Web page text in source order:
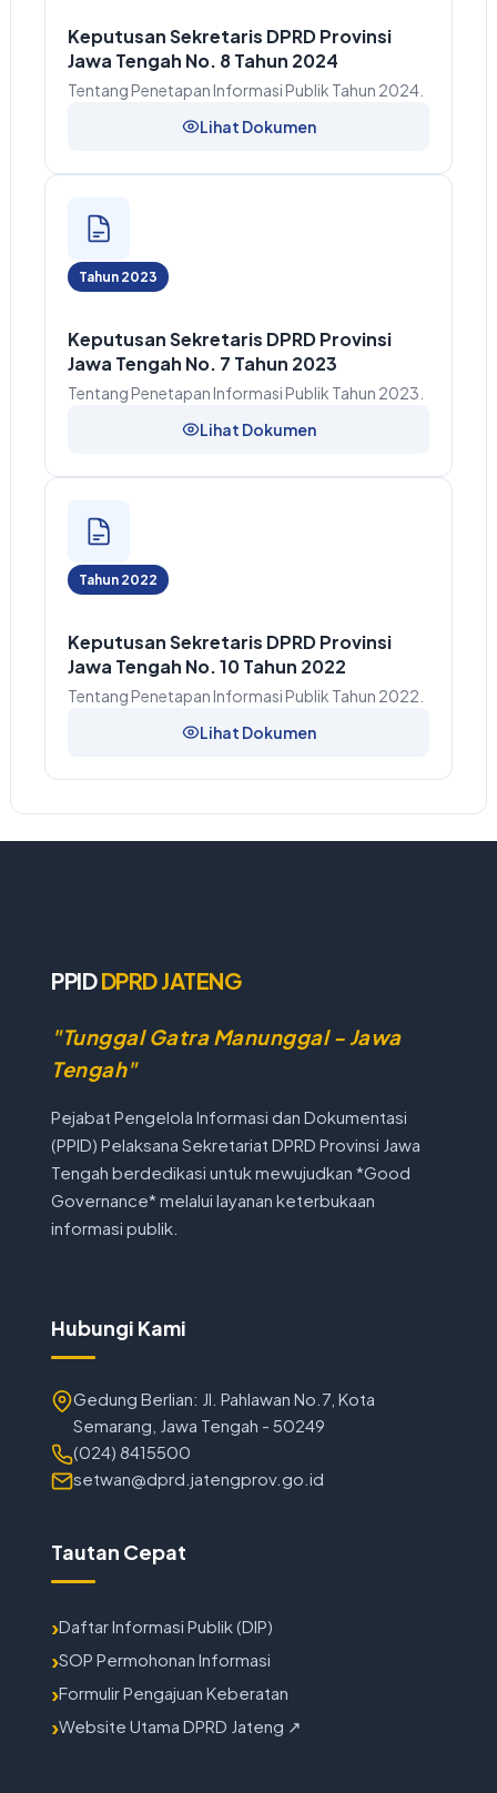
Keputusan Sekretaris DPRD Provinsi
Jawa Tengah No. 8 Tahun 2024
Tentang Penetapan Informasi Publik Tahun 2024.
Lihat Dokumen
Tahun 2023
Keputusan Sekretaris DPRD Provinsi
Jawa Tengah No. 7 Tahun 2023
Tentang Penetapan Informasi Publik Tahun 2023.
Lihat Dokumen
Tahun 2022
Keputusan Sekretaris DPRD Provinsi
Jawa Tengah No. 10 Tahun 2022
Tentang Penetapan Informasi Publik Tahun 2022.
Lihat Dokumen
PPIDDPRD JATENG
"Tunggal Gatra Manunggal - Jawa
Tengah"
Pejabat Pengelola Informasi dan Dokumentasi
(PPID) Pelaksana Sekretariat DPRD Provinsi Jawa
Tengah berdedikasi untuk mewujudkan *Good
Governance* melalui layanan keterbukaan
informasi publik.
Hubungi Kami
Gedung Berlian: Jl. Pahlawan No.7, Kota
Semarang, Jawa Tengah - 50249
(024) 8415500
setwan@dprd.jatengprov.go.id
Tautan Cepat
Daftar Informasi Publik (DIP)
SOP Permohonan Informasi
Formulir Pengajuan Keberatan
Website Utama DPRD Jateng ↗